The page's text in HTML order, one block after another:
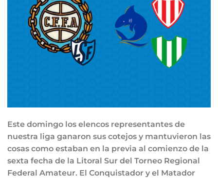
Este domingo los elencos representantes de
nuestra liga ganaron sus cotejos y mantuvieron las
cosas como estaban en la previa al comienzo de la
sexta fecha de la Litoral Sur del Torneo Regional
Federal Amateur. El Conquistador y el Matador